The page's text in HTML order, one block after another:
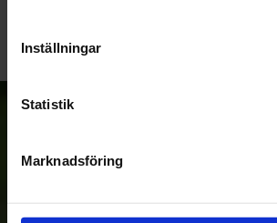
Inställningar
Statistik
Marknadsföring